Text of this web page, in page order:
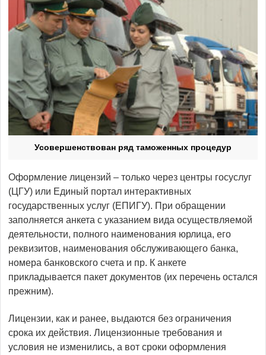
Усовершенствован ряд таможенных процедур
Оформление лицензий – только через центры госуслуг
(ЦГУ) или Единый портал интерактивных
государственных услуг (ЕПИГУ). При обращении
заполняется анкета с указанием вида осуществляемой
деятельности, полного наименования юрлица, его
реквизитов, наименования обслуживающего банка,
номера банковского счета и пр. К анкете
прикладывается пакет документов (их перечень остался
прежним).
Лицензии, как и ранее, выдаются без ограничения
срока их действия. Лицензионные требования и
условия не изменились, а вот сроки оформления